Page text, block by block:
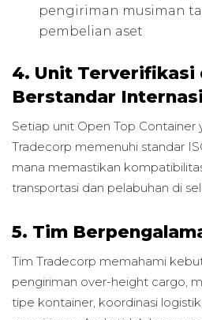
pengiriman musiman
pembelian aset
4. Unit Terverifikasi
Berstandar
Setiap unit Open Top Container
Tradecorp memenuhi standar
mana memastikan
transportasi dan pelabuhan di
5. Tim
Tim Tradecorp memahami
pengiriman over-height cargo,
tipe kontainer, koordinasi